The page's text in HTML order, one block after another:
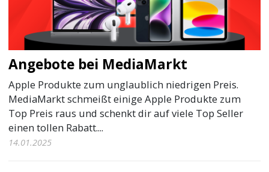
Angebote bei MediaMarkt
Apple Produkte zum unglaublich niedrigen Preis.
MediaMarkt schmeißt einige Apple Produkte zum
Top Preis raus und schenkt dir auf viele Top Seller
einen tollen Rabatt....
14.01.2025